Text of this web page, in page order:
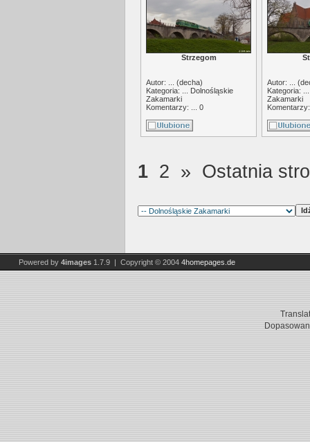
Strzegom
Autor: ... (decha)
Kategoria: ... Dolnośląskie
Zakamarki
Komentarzy: ... 0
Autor: ... (
Kategoria:
Zakamarki
1 2 » Ostatnia
Powered by 4images 1.7.9 | Copyright © 2004 4homepages.de